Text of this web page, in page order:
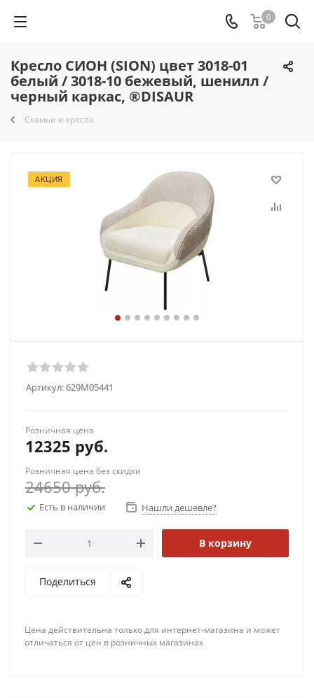
0
Кресло СИОН (SION) цвет 3018-01
белый / 3018-10 бежевый, шенилл /
черный каркас, ®DISAUR
Скамьи и кресла
АКЦИЯ
Артикул:629M05441
Розничная цена
12325 руб.
Розничная цена без скидки
24650руб.
Есть в наличии Нашли дешевле?
В корзину
Поделиться
Цена действительна только для интернет-магазина и может
отличаться от цен в розничных магазинах